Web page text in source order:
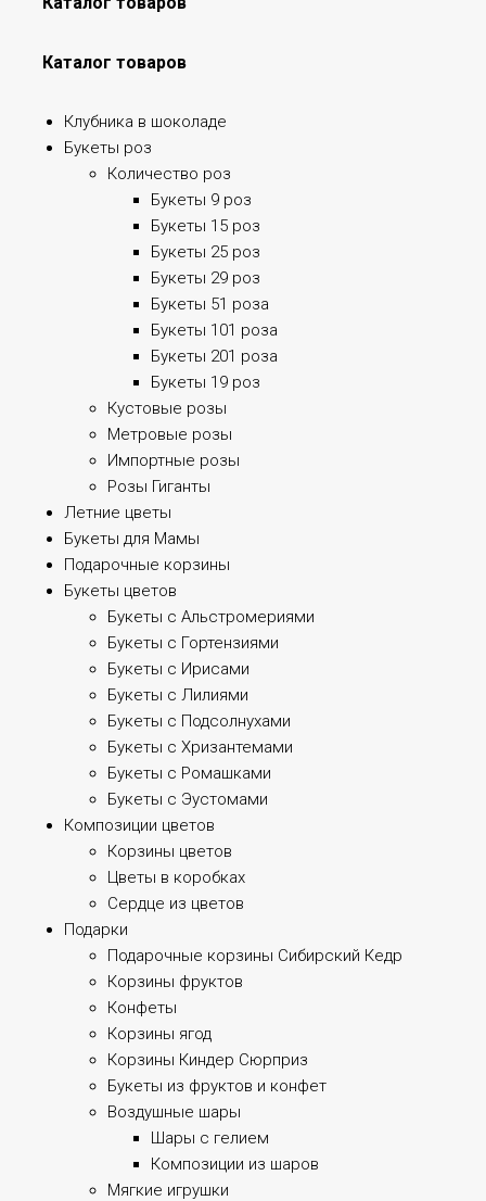
Каталог товаров
Клубника в шоколаде
Букеты роз
Количество роз
Букеты 9 роз
Букеты 15 роз
Букеты 25 роз
Букеты 29 роз
Букеты 51 роза
Букеты 101 роза
Букеты 201 роза
Букеты 19 роз
Кустовые розы
Метровые розы
Импортные розы
Розы Гиганты
Летние цветы
Букеты для Мамы
Подарочные корзины
Букеты цветов
Букеты с Альстромериями
Букеты с Гортензиями
Букеты с Ирисами
Букеты с Лилиями
Букеты с Подсолнухами
Букеты с Хризантемами
Букеты с Ромашками
Букеты с Эустомами
Композиции цветов
Корзины цветов
Цветы в коробках
Сердце из цветов
Подарки
Подарочные корзины Сибирский Кедр
Корзины фруктов
Конфеты
Корзины ягод
Корзины Киндер Сюрприз
Букеты из фруктов и конфет
Воздушные шары
Шары с гелием
Композиции из шаров
Мягкие игрушки